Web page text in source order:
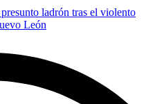
ladrón tras el violento
León